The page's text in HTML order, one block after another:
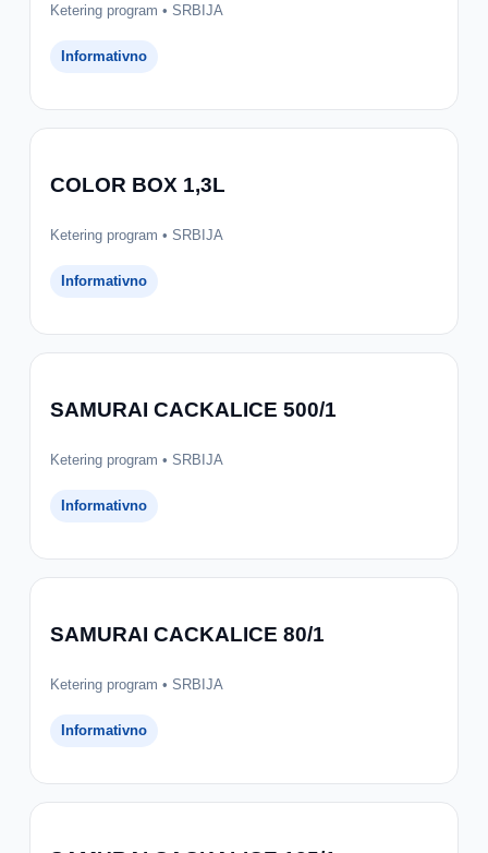
Ketering program • SRBIJA
Informativno
COLOR BOX 1,3L
Ketering program • SRBIJA
Informativno
SAMURAI CACKALICE 500/1
Ketering program • SRBIJA
Informativno
SAMURAI CACKALICE 80/1
Ketering program • SRBIJA
Informativno